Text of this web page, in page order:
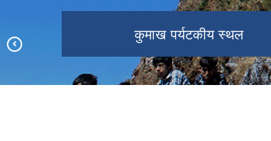
कुमाख पर्यटकीय स्थल
कुमाख गाउँपालिका प्रशासकीय भवन
मर्म खेती योग्य जमिन
पौरानीक कला स‌स्कृतिक कार्यक्रम
अध्यक्षकप खेलकुद प्रतियोगिता